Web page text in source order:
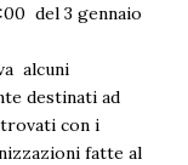
del 3 gennaio
alcuni
destinati ad
con i
fatte al